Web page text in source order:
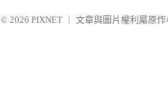
© 2026 PIXNET 文章與圖片權利屬原作